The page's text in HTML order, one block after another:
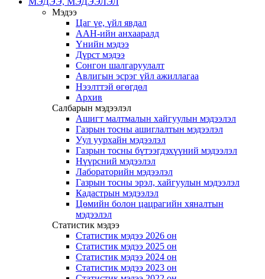
Мэдээ
Цаг үе, үйл явдал
ААН-ийн анхааралд
Үнийн мэдээ
Дүрст мэдээ
Сонгон шалгаруулалт
Авлигын эсрэг үйл ажиллагаа
Нээлттэй өгөгдөл
Архив
Салбарын мэдээлэл
Ашигт малтмалын хайгуулын мэдээлэл
Газрын тосны ашиглалтын мэдээлэл
Уул уурхайн мэдээлэл
Газрын тосны бүтээгдэхүүний мэдээлэл
Нүүрсний мэдээлэл
Лабораторийн мэдээлэл
Газрын тосны эрэл, хайгуулын мэдээлэл
Кадастрын мэдээлэл
Цөмийн болон цацрагийн хяналтын
мэдээлэл
Статистик мэдээ
Статистик мэдээ 2026 он
Статистик мэдээ 2025 он
Статистик мэдээ 2024 он
Статистик мэдээ 2023 он